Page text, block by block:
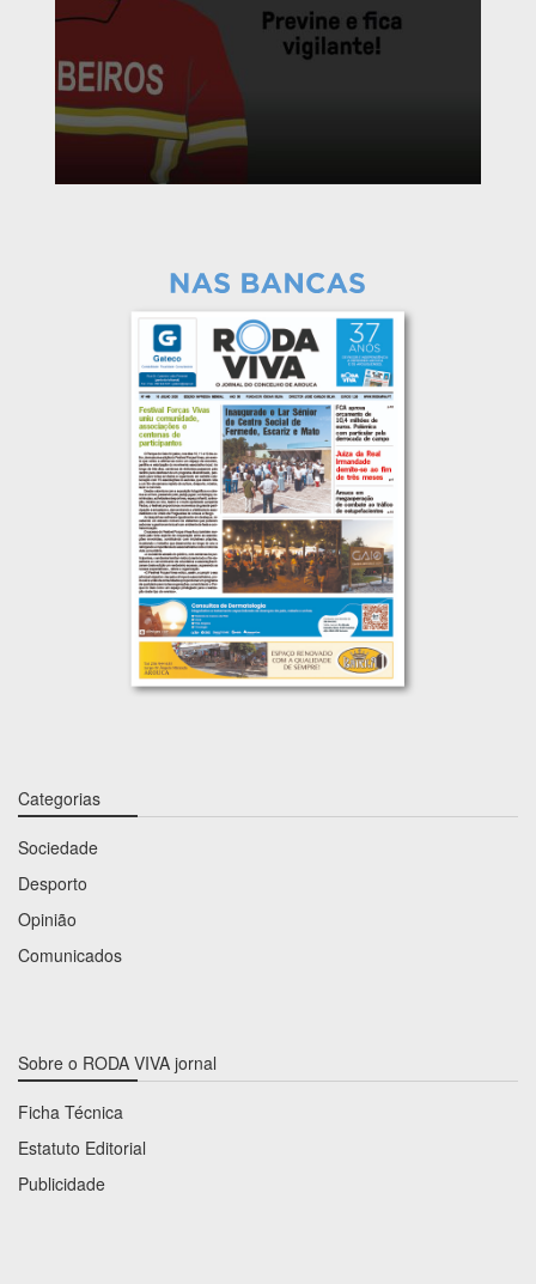
Categorias
Sociedade
Desporto
Opinião
Comunicados
Sobre o RODA VIVA jornal
Ficha Técnica
Estatuto Editorial
Publicidade